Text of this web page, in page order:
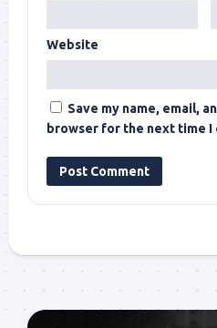
Website
Save my name, email,
browser for the next time I